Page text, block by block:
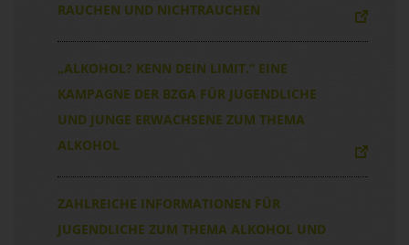
RAUCHEN UND NICHTRAUCHEN
„ALKOHOL? KENN DEIN LIMIT.“ EINE
KAMPAGNE DER BZGA FÜR JUGENDLICHE
UND JUNGE ERWACHSENE ZUM THEMA
ALKOHOL
ZAHLREICHE INFORMATIONEN FÜR
JUGENDLICHE ZUM THEMA ALKOHOL UND